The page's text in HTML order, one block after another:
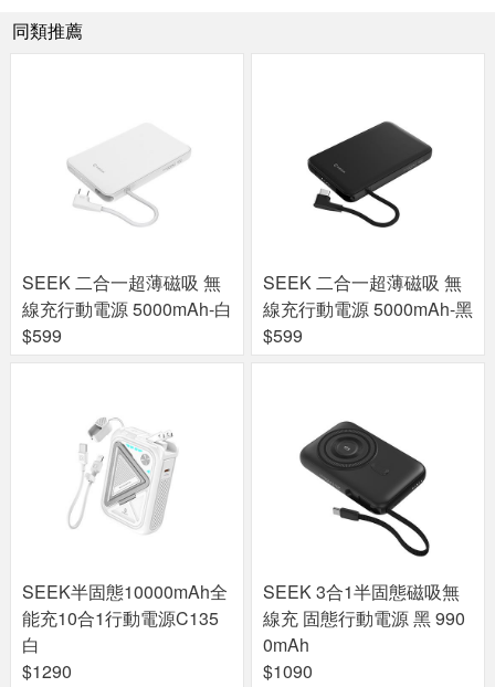
同類推薦
SEEK 二合一超薄磁吸 無
線充行動電源 5000mAh-白
$599
SEEK 二合一超薄磁吸 無
線充行動電源 5000mAh-黑
$599
SEEK半固態10000mAh全
能充10合1行動電源C135
白
$1290
SEEK 3合1半固態磁吸無
線充 固態行動電源 黑 990
0mAh
$1090